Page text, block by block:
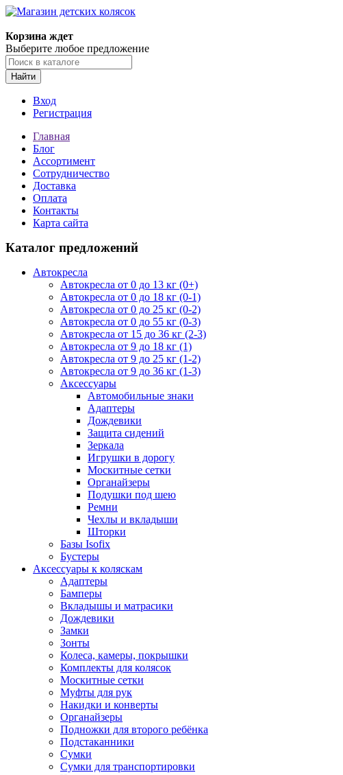
Корзина ждет
Выберите любое предложение
Найти
Вход
Регистрация
Главная
Блог
Ассортимент
Сотрудничество
Доставка
Оплата
Контакты
Карта сайта
Каталог предложений
Автокресла
Автокресла от 0 до 13 кг (0+)
Автокресла от 0 до 18 кг (0-1)
Автокресла от 0 до 25 кг (0-2)
Автокресла от 0 до 55 кг (0-3)
Автокресла от 15 до 36 кг (2-3)
Автокресла от 9 до 18 кг (1)
Автокресла от 9 до 25 кг (1-2)
Автокресла от 9 до 36 кг (1-3)
Аксессуары
Автомобильные знаки
Адаптеры
Дождевики
Защита сидений
Зеркала
Игрушки в дорогу
Москитные сетки
Органайзеры
Подушки под шею
Ремни
Чехлы и вкладыши
Шторки
Базы Isofix
Бустеры
Аксессуары к коляскам
Адаптеры
Бамперы
Вкладышы и матрасики
Дождевики
Замки
Зонты
Колеса, камеры, покрышки
Комплекты для колясок
Москитные сетки
Муфты для рук
Накидки и конверты
Органайзеры
Подножки для второго ребёнка
Подстаканники
Сумки
Сумки для транспортировки